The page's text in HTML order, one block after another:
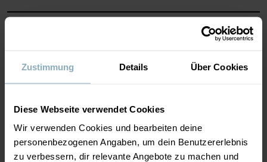
Zustimmung Details Über Cookies
Diese Webseite verwendet Cookies
Wir verwenden Cookies und bearbeiten deine
personenbezogenen Angaben, um dein Benutzererlebnis
zu verbessern, dir relevante Angebote zu machen und
KEEP AWAY FROM FIRE
Herstellungsland:
Fabrik:Qingdao Sino Textile Technique Co Ltd
Material
100% Wool Merino
Pflegehinweise
NACHHALTIGKEIT
Lieferung & Rücksendung